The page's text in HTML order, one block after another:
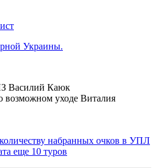
Украины.
Василий Каюк
возможном уходе Виталия
набранных очков в УПЛ
еще 10 туров